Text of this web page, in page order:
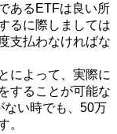
あるETFは良い所
るに際しましては
支払わなければな
によって、実際に
することが可能な
ない時でも、50万
。